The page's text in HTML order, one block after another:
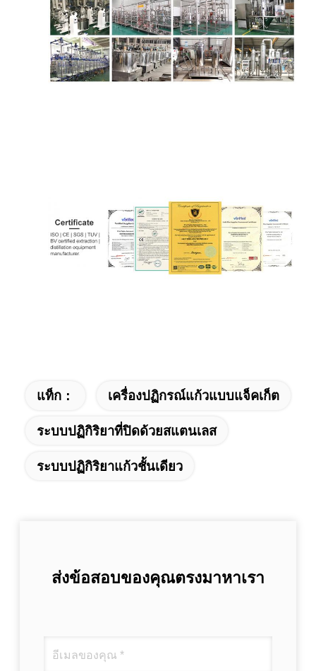
แท็ก： เครื่องปฏิกรณ์แก้วแบบแจ็คเก็ต
ระบบปฏิกิริยาที่ปิดด้วยสแตนเลส
ระบบปฏิกิริยาแก้วชั้นเดียว
ส่งข้อสอบของคุณตรงมาหาเรา